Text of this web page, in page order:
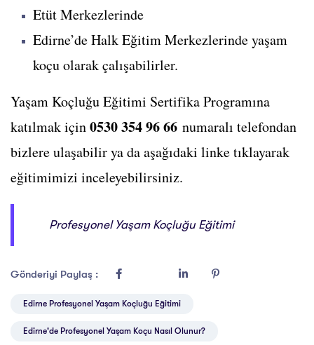
Etüt Merkezlerinde
Edirne’de Halk Eğitim Merkezlerinde yaşam
koçu olarak çalışabilirler.
Yaşam Koçluğu Eğitimi Sertifika Programına
katılmak için0530 354 96 66 numaralı telefondan
bizlere ulaşabilir ya da aşağıdaki linke tıklayarak
eğitimimizi inceleyebilirsiniz.
Profesyonel Yaşam Koçluğu Eğitimi
Gönderiyi Paylaş :
Edirne Profesyonel Yaşam Koçluğu Eğitimi
Edirne'de Profesyonel Yaşam Koçu Nasıl Olunur?